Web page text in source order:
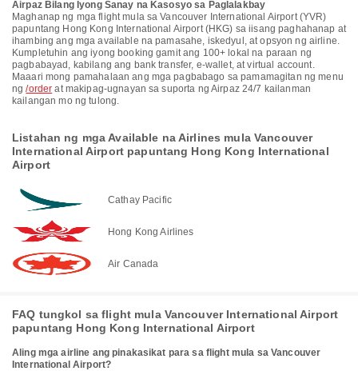
Airpaz Bilang Iyong Sanay na Kasosyo sa Paglalakbay
Maghanap ng mga flight mula sa Vancouver International Airport (YVR)
papuntang Hong Kong International Airport (HKG) sa iisang paghahanap at
ihambing ang mga available na pamasahe, iskedyul, at opsyon ng airline.
Kumpletuhin ang iyong booking gamit ang 100+ lokal na paraan ng
pagbabayad, kabilang ang bank transfer, e-wallet, at virtual account.
Maaari mong pamahalaan ang mga pagbabago sa pamamagitan ng menu
ng/order at makipag-ugnayan sa suporta ng Airpaz 24/7 kailanman
kailangan mo ng tulong.
Listahan ng mga Available na Airlines mula Vancouver
International Airport papuntang Hong Kong International
Airport
Cathay Pacific
Hong Kong Airlines
Air Canada
FAQ tungkol sa flight mula Vancouver International Airport
papuntang Hong Kong International Airport
Aling mga airline ang pinakasikat para sa flight mula sa Vancouver
International Airport?